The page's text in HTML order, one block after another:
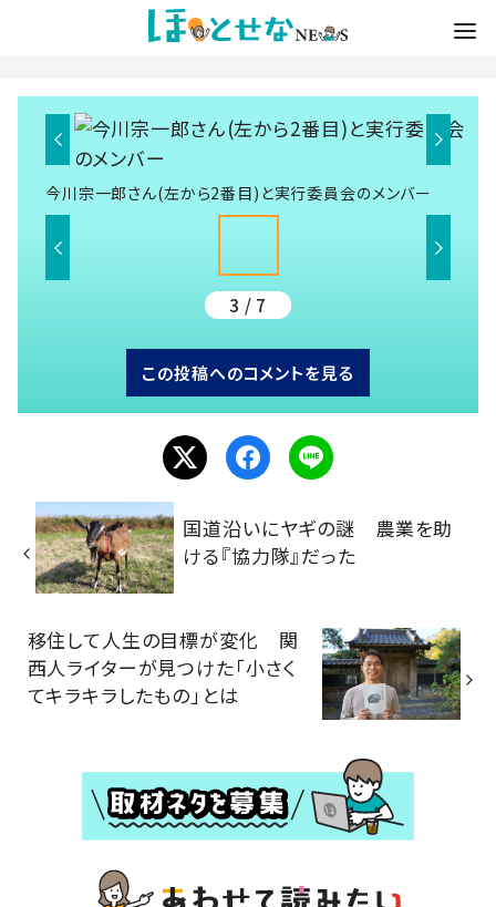
今川宗一郎さん(左から2番目)と実行委員会のメンバー
3 / 7
この投稿へのコメントを見る
国道沿いにヤギの謎 農業を助
ける『協力隊』だった
移住して人生の目標が変化 関
西人ライターが見つけた「小さく
てキラキラしたもの」とは